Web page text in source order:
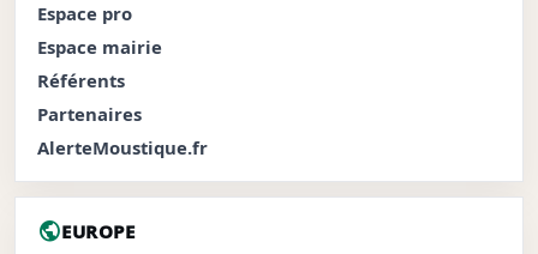
Espace pro
Espace mairie
Référents
Partenaires
AlerteMoustique.fr
publicEUROPE